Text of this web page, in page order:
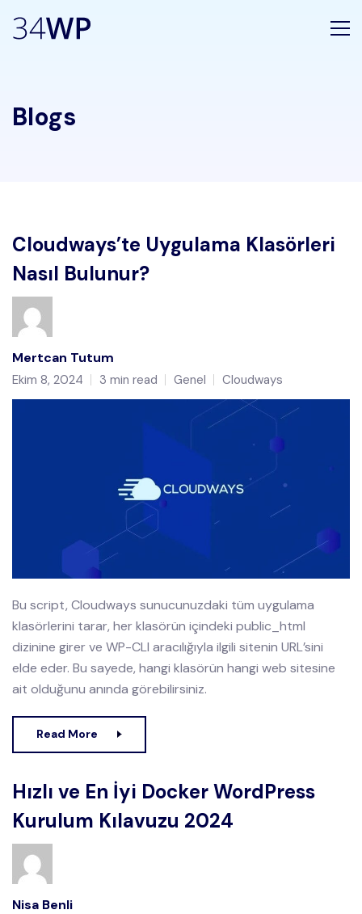
Blogs
Cloudways’te Uygulama Klasörleri
Nasıl Bulunur?
Mertcan Tutum
Ekim 8, 2024 3 min read Genel Cloudways
Bu script, Cloudways sunucunuzdaki tüm uygulama
klasörlerini tarar, her klasörün içindeki public_html
dizinine girer ve WP-CLI aracılığıyla ilgili sitenin URL’sini
elde eder. Bu sayede, hangi klasörün hangi web sitesine
ait olduğunu anında görebilirsiniz.
Read More
Hızlı ve En İyi Docker WordPress
Kurulum Kılavuzu 2024
Nisa Benli